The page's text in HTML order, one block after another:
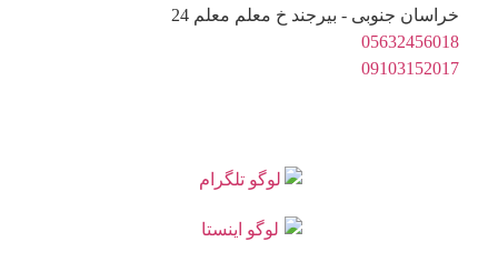
خراسان جنوبی - بیرجند خ معلم معلم 24
05632456018
09103152017